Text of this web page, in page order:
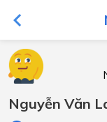
Nguyễn Văn